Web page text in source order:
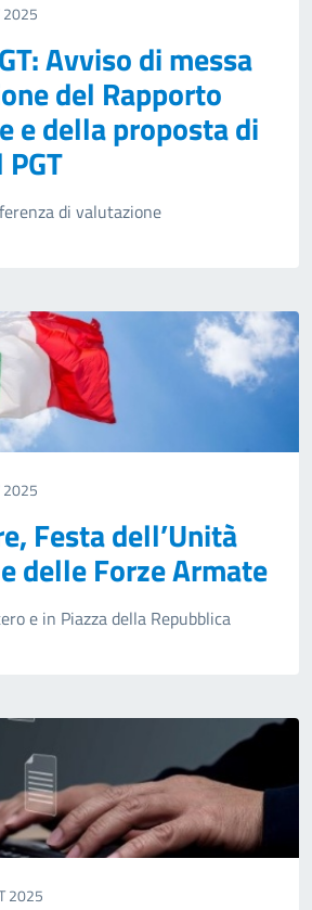
2025
Avviso di messa
del Rapporto
e della proposta di
di valutazione
2025
Festa dell’Unità
delle Forze Armate
e in Piazza della Repubblica
2025